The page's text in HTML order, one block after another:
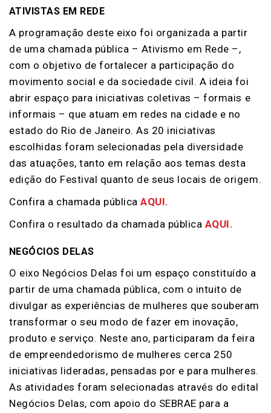
ATIVISTAS EM REDE
A programação deste eixo foi organizada a partir
de uma chamada pública – Ativismo em Rede –,
com o objetivo de fortalecer a participação do
movimento social e da sociedade civil. A ideia foi
abrir espaço para iniciativas coletivas – formais e
informais – que atuam em redes na cidade e no
estado do Rio de Janeiro. As 20 iniciativas
escolhidas foram selecionadas pela diversidade
das atuações, tanto em relação aos temas desta
edição do Festival quanto de seus locais de origem.
Confira a chamada públicaAQUI.
Confira o resultado da chamada pública AQUI.
NEGÓCIOS DELAS
O eixo Negócios Delas foi um espaço constituído a
partir de uma chamada pública, com o intuito de
divulgar as experiências de mulheres que souberam
transformar o seu modo de fazer em inovação,
produto e serviço. Neste ano, participaram da feira
de empreendedorismo de mulheres cerca 250
iniciativas lideradas, pensadas por e para mulheres.
As atividades foram selecionadas através do edital
Negócios Delas, com apoio do SEBRAE para a